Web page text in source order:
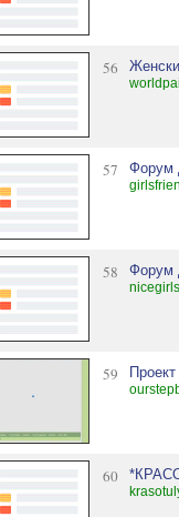
56
57 Форум
58 Форум
59
60